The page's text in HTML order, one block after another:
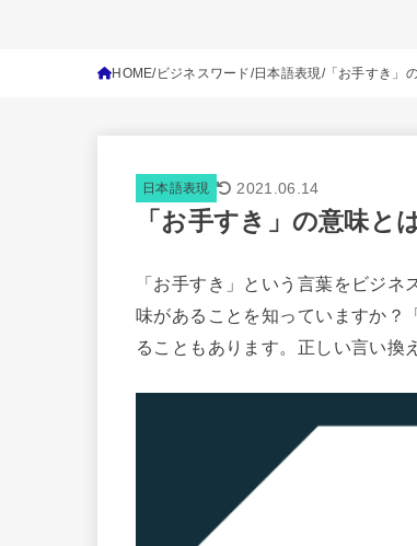
HOME ビジネスワード 日本語表現 「お手すき」
日本語表現 2021.06.14
「お手すき」の意味と
「お手すき」という言葉をビジ
味があることを知っていますか？
ることもあります。正しい言い換